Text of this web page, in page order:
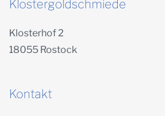
Klostergoldschmiede
Klosterhof 2
18055 Rostock
Kontakt